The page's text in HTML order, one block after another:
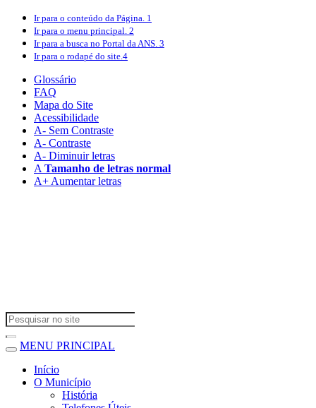
Ir para o conteúdo da Página. 1
Ir para o menu principal. 2
Ir para a busca no Portal da ANS. 3
Ir para o rodapé do site.4
Glossário
FAQ
Mapa do Site
Acessibilidade
A- Sem Contraste
A- Contraste
A- Diminuir letras
A Tamanho de letras normal
A+ Aumentar letras
MENU PRINCIPAL
Início
O Município
História